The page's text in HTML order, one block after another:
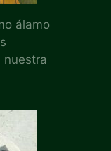
álamo
nuestra